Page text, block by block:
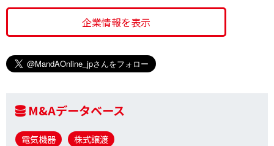
企業情報を表示
M&Aデータベース
電気機器 株式譲渡